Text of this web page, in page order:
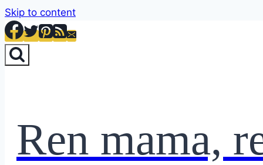
Skip to content
Ren mama,